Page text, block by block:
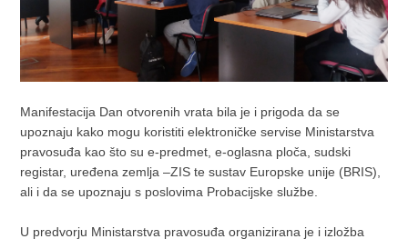
Manifestacija Dan otvorenih vrata bila je i prigoda da se
upoznaju kako mogu koristiti elektroničke servise Ministarstva
pravosuđa kao što su e-predmet, e-oglasna ploča, sudski
registar, uređena zemlja –ZIS te sustav Europske unije (BRIS),
ali i da se upoznaju s poslovima Probacijske službe.
U predvorju Ministarstva pravosuđa organizirana je i izložba